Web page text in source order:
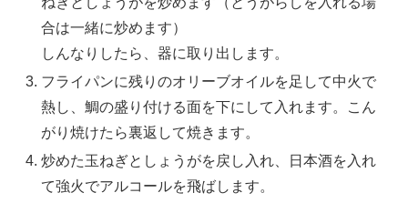
合は一緒に炒めます）
しんなりしたら、器に取り出します。
フライパンに残りのオリーブオイルを足して中火で
熱し、鯛の盛り付ける面を下にして入れます。こん
がり焼けたら裏返して焼きます。
炒めた玉ねぎとしょうがを戻し入れ、日本酒を入れ
て強火でアルコールを飛ばします。